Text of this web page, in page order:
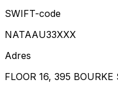
SWIFT-code
NATAAU33XXX
Adres
FLOOR 16, 395 BOURKE